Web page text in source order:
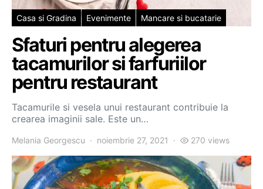
Casa si Gradina Evenimente Mancare si bucatarie
Sfaturi pentru alegerea
tacamurilor si farfuriilor
pentru restaurant
Tacamurile si vesela unui restaurant contribuie la
crearea imaginii sale. Este un…
Melania Georgescu noiembrie 27, 2021 270 views